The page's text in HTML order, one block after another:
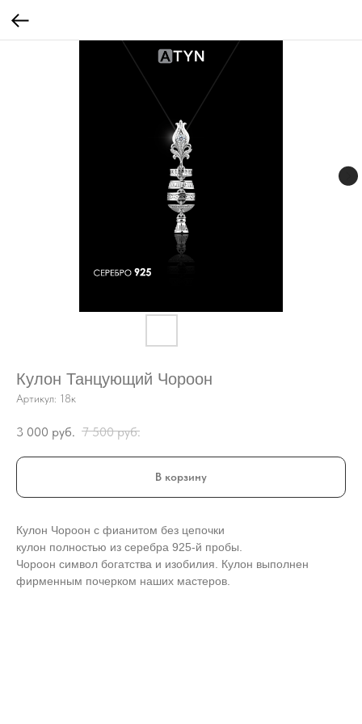
Кулон Танцующий Чороон
Артикул: 18к
3 000 руб. 7 500 руб.
В корзину
Кулон Чороон с фианитом без цепочки
кулон полностью из серебра 925-й пробы.
Чороон символ богатства и изобилия. Кулон выполнен
фирменным почерком наших мастеров.